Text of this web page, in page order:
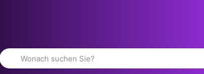
Geben Sie einen Suchbegriff ein. Während Sie tippen,